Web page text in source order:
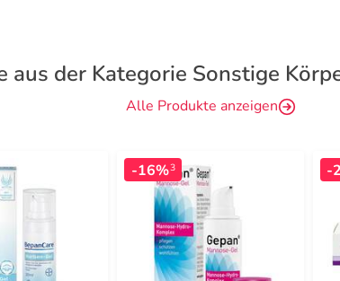
aus der Kategorie Sonstige
Alle Produkte anzeigen
-16%3 -